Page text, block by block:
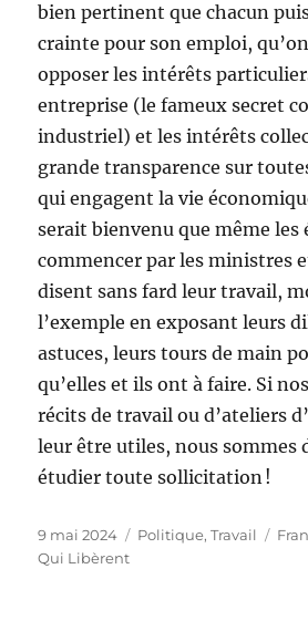
bien pertinent que chacun
crainte pour son emploi,
opposer les intérêts
entreprise (le fameux secret
industriel) et les intérêts
grande transparence sur
qui engagent la vie
serait bienvenu que même les
commencer par les ministres
disent sans fard leur travail,
l’exemple en exposant leurs
astuces, leurs tours de main
qu’elles et ils ont à faire. Si
récits de travail ou d’ateliers
leur être utiles, nous sommes
étudier toute sollicitation !
Publié
le
9 mai 2024 Catégories
Politique,Travail
Qui Libèrent